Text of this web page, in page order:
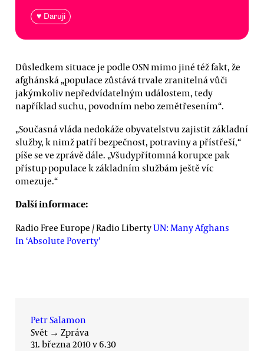
♥ Daruji
Důsledkem situace je podle OSN mimo jiné též fakt, že
afghánská „populace zůstává trvale zranitelná vůči
jakýmkoliv nepředvídatelným událostem, tedy
například suchu, povodním nebo zemětřesením“.
„Současná vláda nedokáže obyvatelstvu zajistit základní
služby, k nimž patří bezpečnost, potraviny a přístřeší,“
píše se ve zprávě dále. „Všudypřítomná korupce pak
přístup populace k základním službám ještě víc
omezuje.“
Další informace:
Radio Free Europe / Radio LibertyUN: Many Afghans
In ‘Absolute Poverty’
Petr Salamon
Svět → Zpráva
31. března 2010 v 6.30